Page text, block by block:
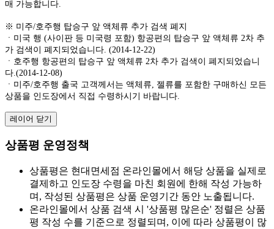
매 가능합니다.
※ 미주/호주행 탑승구 앞 액체류 추가 검색 폐지
ㆍ미국 행 (사이판 등 미국령 포함) 항공편의 탑승구 앞 액체류 2차 추
가 검색이 폐지되었습니다. (2014-12-22)
ㆍ호주행 항공편의 탑승구 앞 액체류 2차 추가 검색이 폐지되었습니
다.(2014-12-08)
ㆍ미주/호주행 출국 고객께서는 액체류, 젤류를 포함한 구매하신 모든
상품을 인도장에서 직접 수령하시기 바랍니다.
레이어 닫기
상품평 운영정책
상품평은 현대면세점 온라인몰에서 해당 상품을 실제로
결제하고 인도장 수령을 마친 회원에 한해 작성 가능하
며, 작성된 상품평은 상품 운영기간 동안 노출됩니다.
온라인몰에서 상품 검색 시 '상품평 많은순' 정렬은 상품
평 작성 수를 기준으로 정렬되며, 이에 따라 상품평이 많